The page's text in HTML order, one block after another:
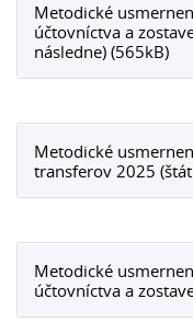
Metodické
účtovníctva a
následne) (565kB)
Metodické
transferov 2025
Metodické
účtovníctva a